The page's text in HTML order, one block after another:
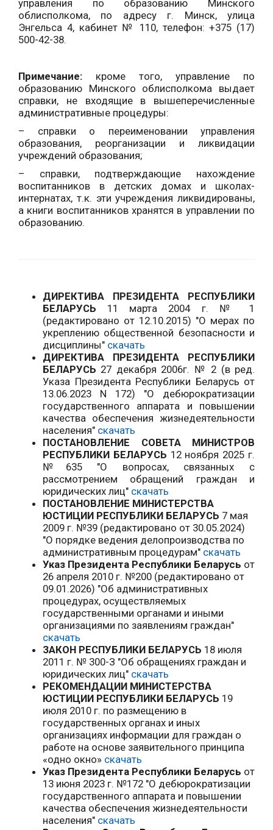
управления по образованию Минского
облисполкома, по адресу г. Минск, улица
Энгельса 4, кабинет № 110, телефон:+375 (17)
500-42-38.
Примечание: кроме того, управление по
образованию Минского облисполкома выдает
справки, не входящие в вышеперечисленные
административные процедуры:
– справки о переименовании управления
образования, реорганизации и ликвидации
учреждений образования;
– справки, подтверждающие нахождение
воспитанников в детских домах и школах-
интернатах, т.к. эти учреждения ликвидированы,
а книги воспитанников хранятся в управлении по
образованию.
ДИРЕКТИВА ПРЕЗИДЕНТА РЕСПУБЛИКИ
БЕЛАРУСЬ 11 марта 2004 г. № 1
(редактировано от 12.10.2015) "О мерах по
укреплению общественной безопасности и
дисциплины" скачать
ДИРЕКТИВА ПРЕЗИДЕНТА РЕСПУБЛИКИ
БЕЛАРУСЬ 27 декабря 2006г. № 2 (в ред.
Указа Президента Республики Беларусь от
13.06.2023 N 172) "О дебюрократизации
государственного аппарата и повышении
качества обеспечения жизнедеятельности
населения" скачать
ПОСТАНОВЛЕНИЕ СОВЕТА МИНИСТРОВ
РЕСПУБЛИКИ БЕЛАРУСЬ 12 ноября 2025 г.
№635 "О вопросах, связанных с
рассмотрением обращений граждан и
юридических лиц" скачать
ПОСТАНОВЛЕНИЕ МИНИСТЕРСТВА
ЮСТИЦИИ РЕСПУБЛИКИ БЕЛАРУСЬ 7 мая
2009 г. №39 (редактировано от 30.05.2024)
"О порядке ведения делопроизводства по
административным процедурам" скачать
Указ Президента Республики Беларусь от
26 апреля 2010 г. №200 (редактировано от
09.01.2026) "Об административных
процедурах, осуществляемых
государственными органами и иными
организациями по заявлениям граждан"
скачать
ЗАКОН РЕСПУБЛИКИ БЕЛАРУСЬ 18 июля
2011 г. № 300-З "Об обращениях граждан и
юридических лиц" скачать
РЕКОМЕНДАЦИИ МИНИСТЕРСТВА
ЮСТИЦИИ РЕСПУБЛИКИ БЕЛАРУСЬ 19
июля 2010 г. по размещению в
государственных органах и иных
организациях информации для граждан о
работе на основе заявительного принципа
«одно окно» скачать
Указ Президента Республики Беларусь от
13 июня 2023 г. №172 "О дебюрократизации
государственного аппарата и повышении
качества обеспечения жизнедеятельности
населения" скачать